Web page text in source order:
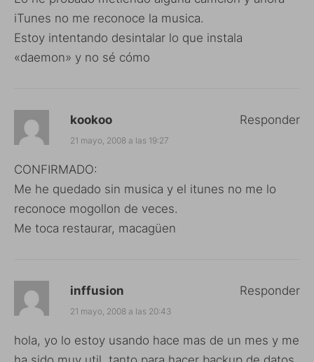
iTunes no me reconoce la musica.
Estoy intentando desintalar lo que instala
«daemon» y no sé cómo
kookoo
21 mayo, 2008 a las 19:27
CONFIRMADO:
Me he quedado sin musica y el itunes no me lo
reconoce mogollon de veces.
Me toca restaurar, macagüen
Responder
inffusion
21 mayo, 2008 a las 20:43
hola, yo lo estoy usando hace mas de un mes y me
Responder